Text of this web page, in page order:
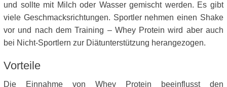
und sollte mit Milch oder Wasser gemischt werden. Es gibt
viele Geschmacksrichtungen. Sportler nehmen einen Shake
vor und nach dem Training – Whey Protein wird aber auch
bei Nicht-Sportlern zur Diätunterstützung herangezogen.
Vorteile
Die Einnahme von Whey Protein beeinflusst den